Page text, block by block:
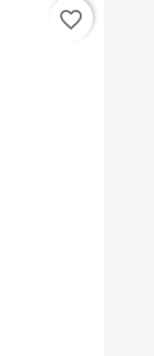
favorite_border